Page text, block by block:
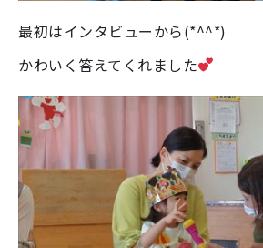
最初はインタビューから(*^^*)
かわいく答えてくれました